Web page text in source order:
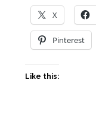
X
Pinterest
Like this: